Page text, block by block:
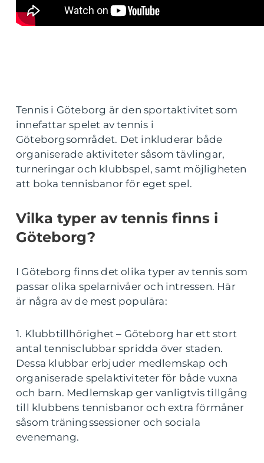
Tennis i Göteborg är den sportaktivitet som
innefattar spelet av tennis i
Göteborgsområdet. Det inkluderar både
organiserade aktiviteter såsom tävlingar,
turneringar och klubbspel, samt möjligheten
att boka tennisbanor för eget spel.
Vilka typer av tennis finns i
Göteborg?
I Göteborg finns det olika typer av tennis som
passar olika spelarnivåer och intressen. Här
är några av de mest populära:
1. Klubbtillhörighet – Göteborg har ett stort
antal tennisclubbar spridda över staden.
Dessa klubbar erbjuder medlemskap och
organiserade spelaktiviteter för både vuxna
och barn. Medlemskap ger vanligtvis tillgång
till klubbens tennisbanor och extra förmåner
såsom träningssessioner och sociala
evenemang.